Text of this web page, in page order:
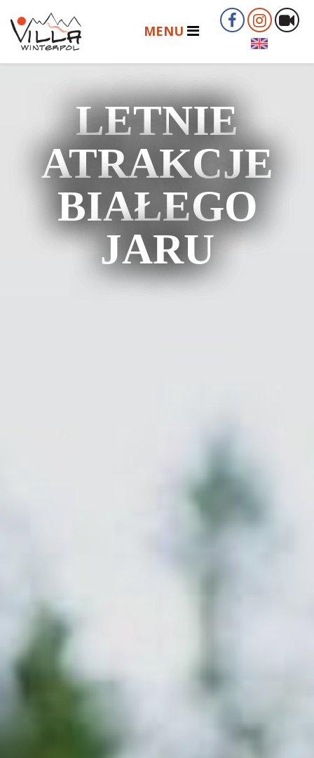
LETNIE
ATRAKCJE
BIAŁEGO
JARU